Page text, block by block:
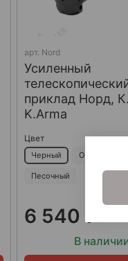
арт. Nord
Усиленный
приклад Норд,
K.Arma
Цвет
Черный Оливковый
Песочный
6 540 ₽
В